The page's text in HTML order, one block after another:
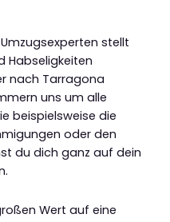
stellt
Habseligkeiten
nach Tarragona
uns um alle
beispielsweise die
oder den
du dich ganz auf dein
Wert auf eine